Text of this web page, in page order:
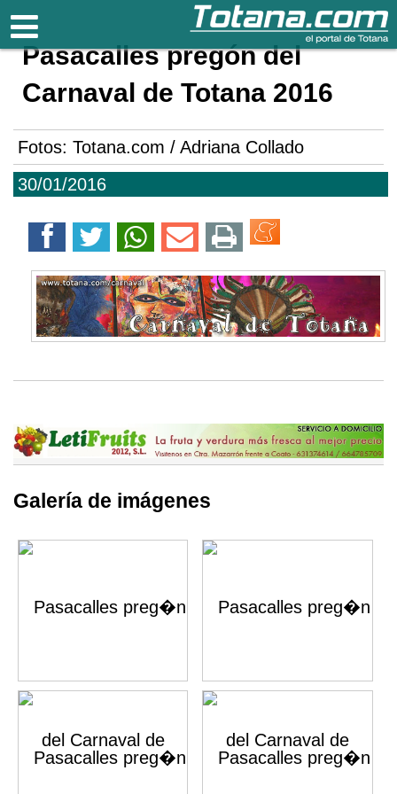
Totana.com
30/01/2016
Pasacalles pregón del
Carnaval de Totana 2016
Fotos: Totana.com / Adriana Collado
Galería de imágenes